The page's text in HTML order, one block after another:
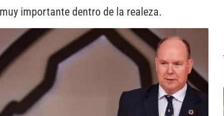
importante dentro de la realeza.